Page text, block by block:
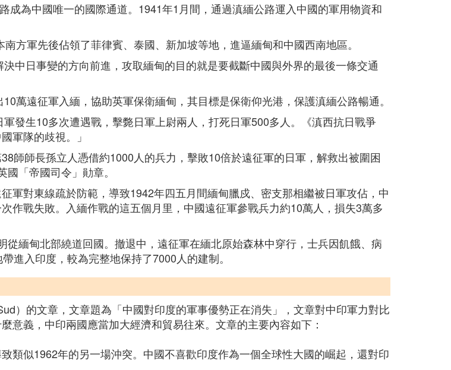
成為中國唯一的國際通道。1941年1月間，通過滇緬公路運入中國的軍用物資和
方軍先後佔領了菲律賓、泰國、新加坡等地，進逼緬甸和中國西南地區。
中日事變的方向前進，攻取緬甸的目的就是要截斷中國與外界的最後一條交通
萬遠征軍入緬，協助英軍保衛緬甸，其目標是保衛仰光港，保護滇緬公路暢通。
發生10多次遭遇戰，擊斃日軍上尉兩人，打死日軍500多人。《滇西抗日戰爭
軍隊的歧視。」
師師長孫立人憑借約1000人的兵力，擊敗10倍於遠征軍的日軍，解救出被圍困
「帝國司令」勛章。
軍對東線疏於防範，導致1942年四五月間緬甸臘戍、密支那相繼被日軍攻佔，中
作戰失敗。入緬作戰的這五個月里，中國遠征軍參戰兵力約10萬人，損失3萬多
緬甸北部繞道回國。撤退中，遠征軍在緬北原始森林中穿行，士兵因飢餓、病
進入印度，較為完整地保持了7000人的建制。
）的文章，文章題為「中國對印度的軍事優勢正在消失」，文章對中印軍力對比
意義，中印兩國應當加大經濟和貿易往來。文章的主要內容如下：
類似1962年的另一場沖突。中國不喜歡印度作為一個全球性大國的崛起，還對印